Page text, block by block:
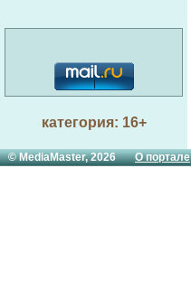
категория: 16+
© MediaMaster, 2026О портале